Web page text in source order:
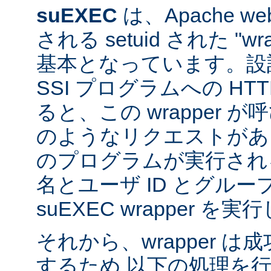
suEXEC は、Apache
される setuid された
基本となっています。
SSI プログラムへの
ると、この wrapper が
のようなリクエストが
のプログラムが実行さ
名とユーザ ID とグルー
suEXEC wrapper を実行
それから、wrapper は
するため 以下の処理を